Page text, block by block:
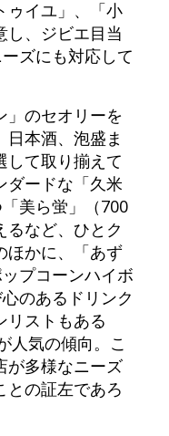
ゥイユ」、「小
し、ジビエ目当
ズにも対応して
」のセオリーを
日本酒、泡盛ま
して取り揃えて
ダードな「久米
美ら蛍」（700
るなど、ひとク
ほかに、「あず
プコーンハイボ
のあるドリンク
リストもある
人気の傾向。こ
が多様なニーズ
との証左であろ